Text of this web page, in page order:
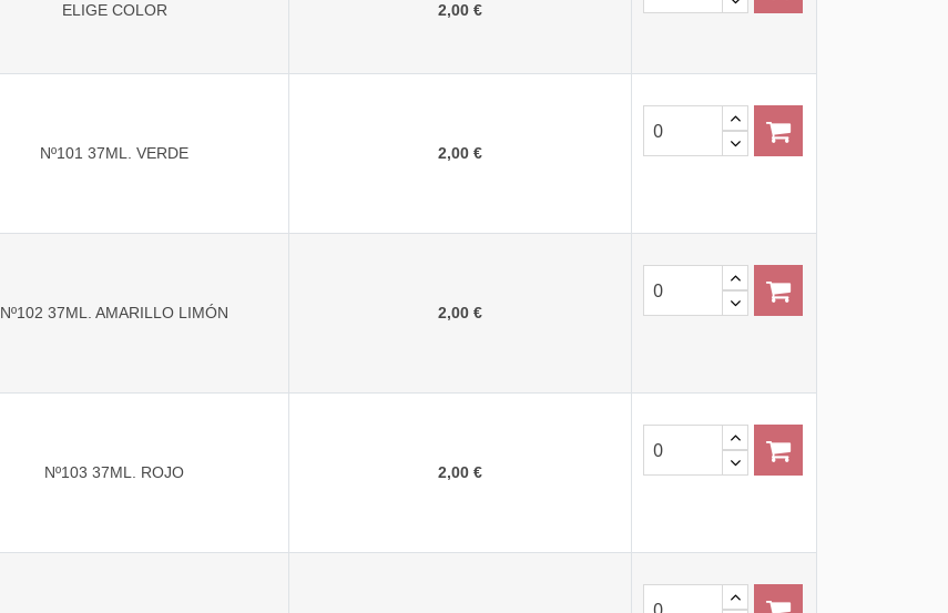
ELIGE COLOR 2,00 €
Nº101 37ML. VERDE 2,00 €
Nº102 37ML. AMARILLO LIMÓN 2,00 €
Nº103 37ML. ROJO 2,00 €